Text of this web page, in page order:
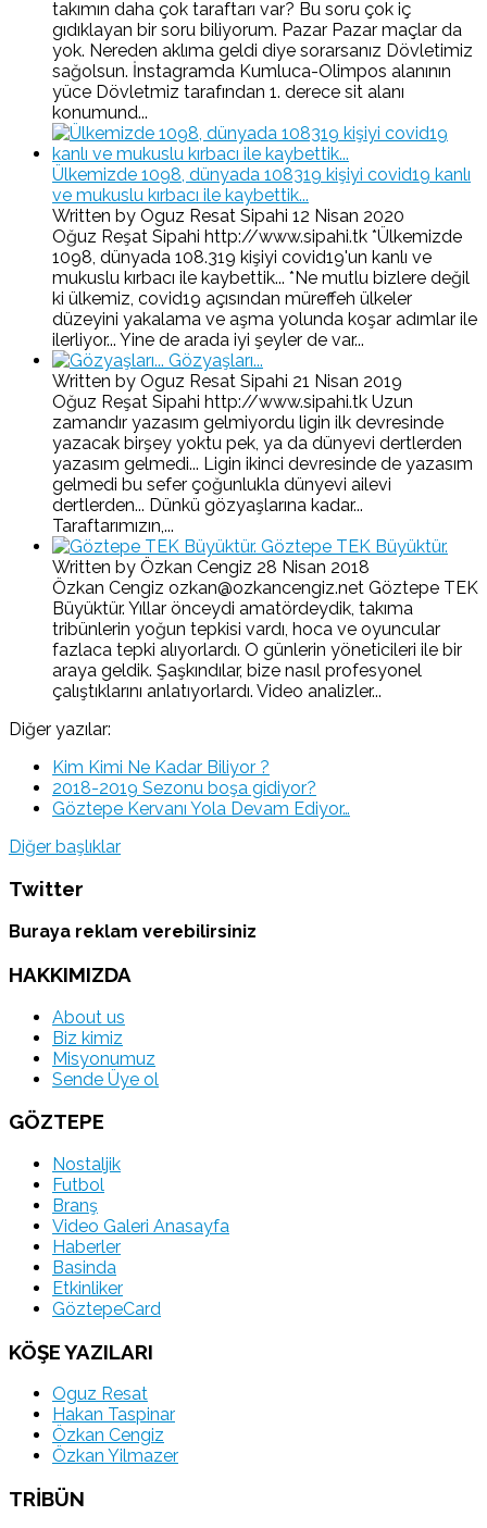
takımın daha çok taraftarı var? Bu soru çok iç
gıdıklayan bir soru biliyorum. Pazar Pazar maçlar da
yok. Nereden aklıma geldi diye sorarsanız Dövletimiz
sağolsun. İnstagramda Kumluca-Olimpos alanının
yüce Dövletmiz tarafından 1. derece sit alanı
konumund...
Ülkemizde 1098, dünyada 108319 kişiyi covid19 kanlı
ve mukuslu kırbacı ile kaybettik...
Written by Oguz Resat Sipahi 12 Nisan 2020
Oğuz Reşat Sipahi http://www.sipahi.tk *Ülkemizde
1098, dünyada 108.319 kişiyi covid19'un kanlı ve
mukuslu kırbacı ile kaybettik... *Ne mutlu bizlere değil
ki ülkemiz, covid19 açısından müreffeh ülkeler
düzeyini yakalama ve aşma yolunda koşar adımlar ile
ilerliyor... Yine de arada iyi şeyler de var...
Gözyaşları...
Written by Oguz Resat Sipahi 21 Nisan 2019
Oğuz Reşat Sipahi http://www.sipahi.tk Uzun
zamandır yazasım gelmiyordu ligin ilk devresinde
yazacak birşey yoktu pek, ya da dünyevi dertlerden
yazasım gelmedi... Ligin ikinci devresinde de yazasım
gelmedi bu sefer çoğunlukla dünyevi ailevi
dertlerden... Dünkü gözyaşlarına kadar...
Taraftarımızın,...
Göztepe TEK Büyüktür.
Written by Özkan Cengiz 28 Nisan 2018
Özkan Cengiz ozkan@ozkancengiz.net Göztepe TEK
Büyüktür. Yıllar önceydi amatördeydik, takıma
tribünlerin yoğun tepkisi vardı, hoca ve oyuncular
fazlaca tepki alıyorlardı. O günlerin yöneticileri ile bir
araya geldik. Şaşkındılar, bize nasıl profesyonel
çalıştıklarını anlatıyorlardı. Video analizler...
Diğer yazılar:
Kim Kimi Ne Kadar Biliyor ?
2018-2019 Sezonu boşa gidiyor?
Göztepe Kervanı Yola Devam Ediyor…
Diğer başlıklar
Twitter
Buraya reklam verebilirsiniz
HAKKIMIZDA
About us
Biz kimiz
Misyonumuz
Sende Üye ol
GÖZTEPE
Nostaljik
Futbol
Branş
Video Galeri Anasayfa
Haberler
Basinda
Etkinliker
GöztepeCard
KÖŞE YAZILARI
Oguz Resat
Hakan Taspinar
Özkan Cengiz
Özkan Yilmazer
TRİBÜN